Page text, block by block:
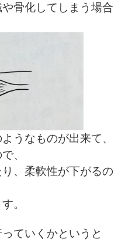
骨化してしまう場合
うなものが出来て、
、
、柔軟性が下がるの
。
ていくかというと